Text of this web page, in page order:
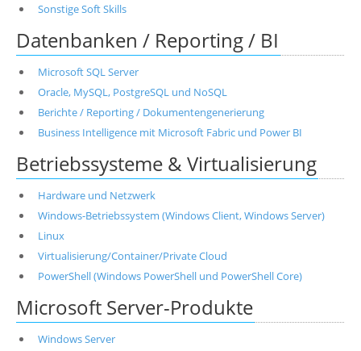
Sonstige Soft Skills
Datenbanken / Reporting / BI
Microsoft SQL Server
Oracle, MySQL, PostgreSQL und NoSQL
Berichte / Reporting / Dokumentengenerierung
Business Intelligence mit Microsoft Fabric und Power BI
Betriebssysteme & Virtualisierung
Hardware und Netzwerk
Windows-Betriebssystem (Windows Client, Windows Server)
Linux
Virtualisierung/Container/Private Cloud
PowerShell (Windows PowerShell und PowerShell Core)
Microsoft Server-Produkte
Windows Server